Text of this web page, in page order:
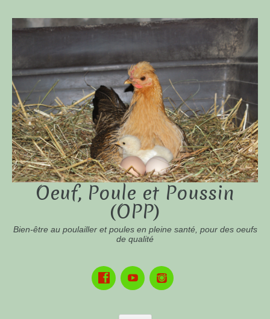
Oeuf, Poule et Poussin
(OPP)
Bien-être au poulailler et poules en pleine santé, pour des oeufs
de qualité